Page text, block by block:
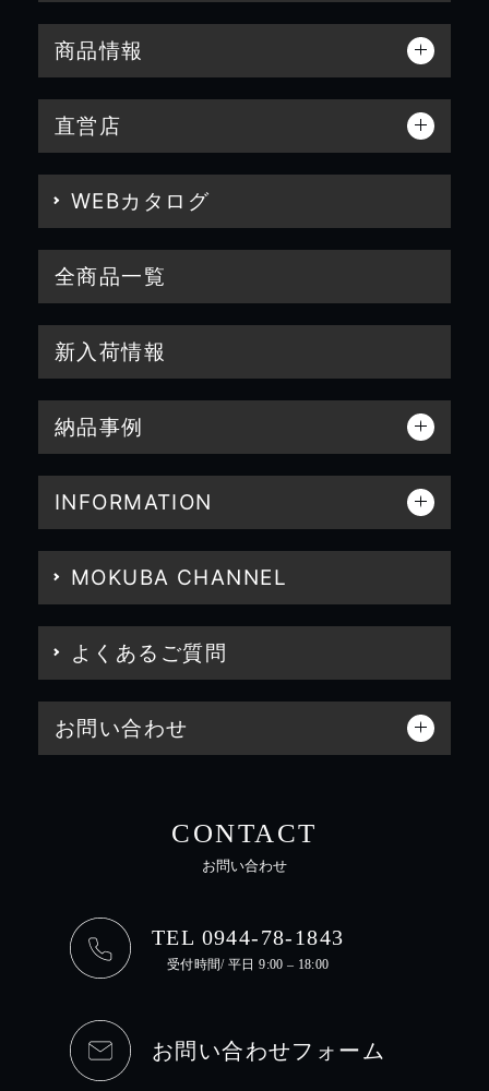
商品情報
直営店
WEBカタログ
全商品一覧
新入荷情報
納品事例
INFORMATION
MOKUBA CHANNEL
よくあるご質問
お問い合わせ
CONTACT
お問い合わせ
TEL 0944-78-1843
受付時間/ 平日 9:00 – 18:00
お問い合わせフォーム